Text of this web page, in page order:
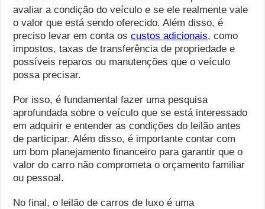
avaliar a condição do veículo e se ele realmente vale
o valor que está sendo oferecido. Além disso, é
preciso levar em conta oscustos adicionais, como
impostos, taxas de transferência de propriedade e
possíveis reparos ou manutenções que o veículo
possa precisar.
Por isso, é fundamental fazer uma pesquisa
aprofundada sobre o veículo que se está interessado
em adquirir e entender as condições do leilão antes
de participar. Além disso, é importante contar com
um bom planejamento financeiro para garantir que o
valor do carro não comprometa o orçamento familiar
ou pessoal.
No final, o leilão de carros de luxo é uma